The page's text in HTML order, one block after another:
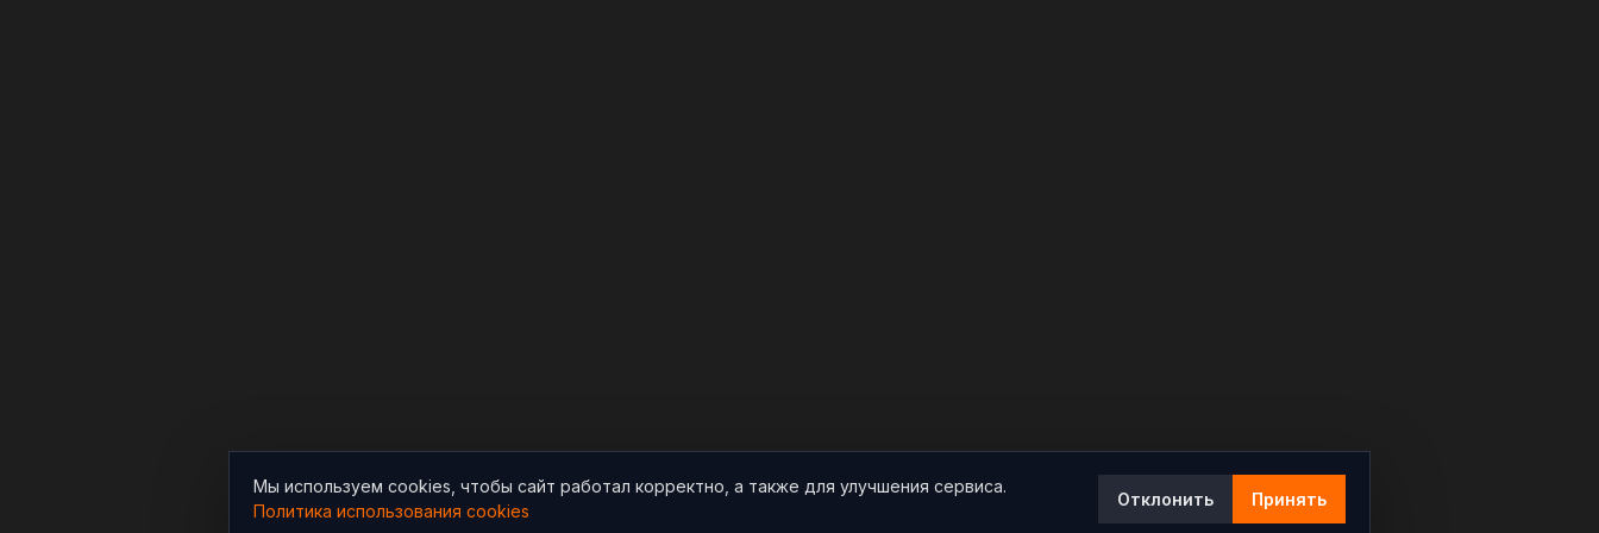
Мы используем cookies, чтобы сайт работал корректно, а также для улучшения сервиса.
Политика использования cookies
Отклонить Принять